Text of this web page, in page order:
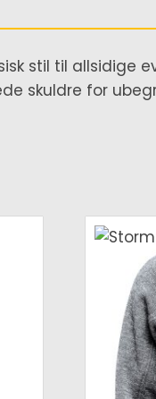
stil til allsidige
skuldre for